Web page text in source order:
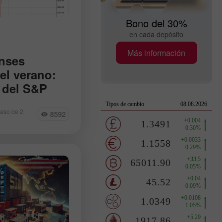
verano:
S&P
su sexto
seis de los
de 2
8592
Bono del 30%
en cada depósito
Más información